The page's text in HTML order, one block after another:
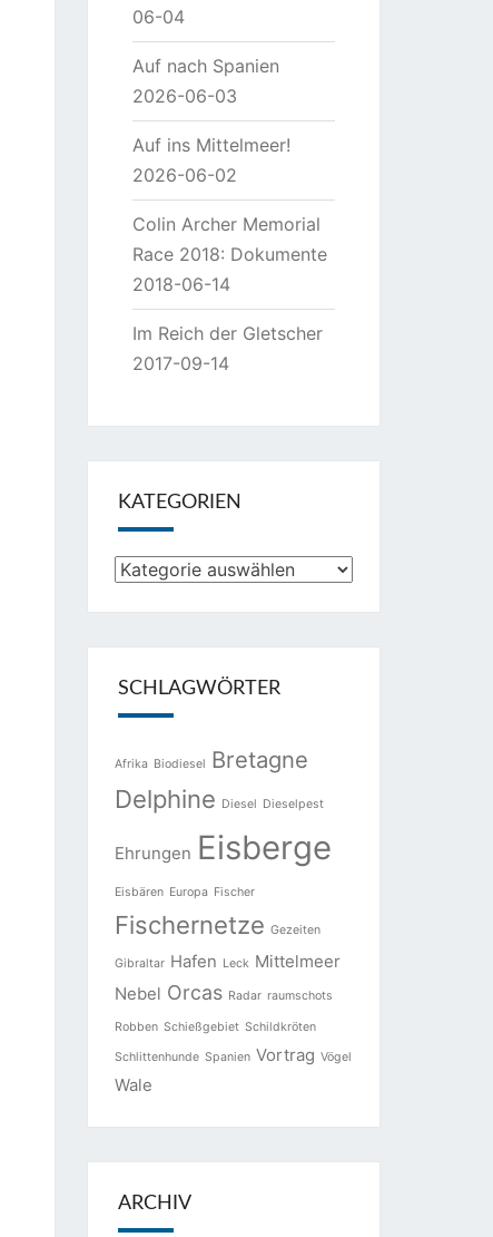
06-04
Auf nach Spanien
2026-06-03
Auf ins Mittelmeer!
2026-06-02
Colin Archer Memorial
Race 2018: Dokumente
2018-06-14
Im Reich der Gletscher
2017-09-14
KATEGORIEN
Kategorien
SCHLAGWÖRTER
Afrika Biodiesel Bretagne
Delphine Diesel Dieselpest
Ehrungen Eisberge
Eisbären Europa Fischer
Fischernetze Gezeiten
Gibraltar Hafen Leck Mittelmeer
Nebel Orcas Radar raumschots
Robben Schießgebiet Schildkröten
Schlittenhunde Spanien Vortrag Vögel
Wale
ARCHIV